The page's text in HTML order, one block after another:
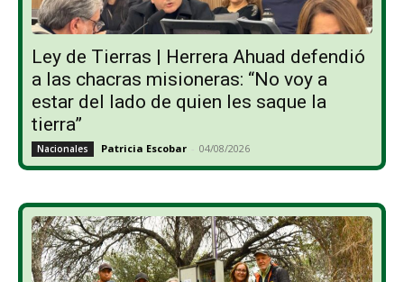
Ley de Tierras | Herrera Ahuad defendió
a las chacras misioneras: “No voy a
estar del lado de quien les saque la
tierra”
Nacionales Patricia Escobar - 04/08/2026